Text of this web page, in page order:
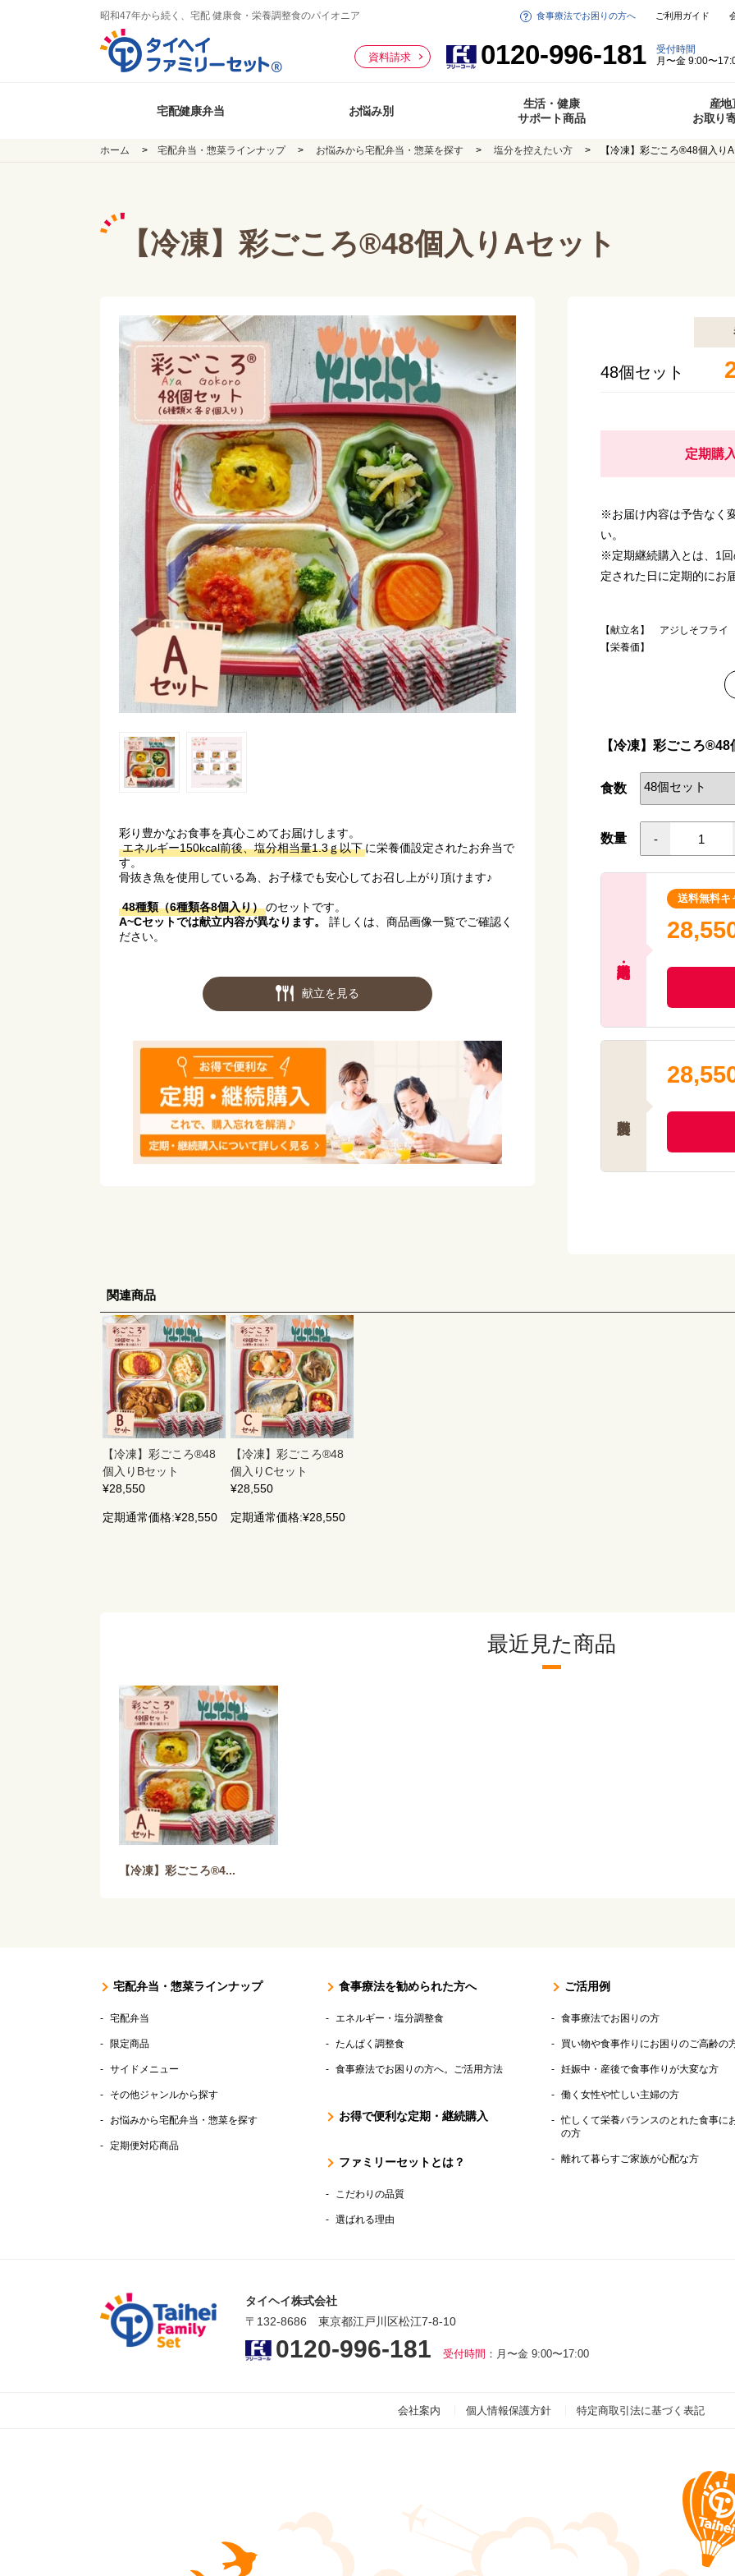
昭和47年から続く、宅配 健康食・栄養調整食のパイオニア
資料請求 0120-996-181
受付時間
月〜金 9:00〜
食事療法でお困りの方へ ご利用ガイド
宅配健康弁当 お悩み別
生活・健康
サポート商品
産地
お取り
ホーム 宅配弁当・惣菜ラインナップ お悩みから宅配弁当・惣菜を探す 塩分を控えたい方 【冷凍】彩ごころ®48個入りA
【冷凍】彩ごころ®48個入りAセット
彩り豊かなお食事を真心こめてお届けします。
エネルギー150kcal前後、塩分相当量1.3ｇ以下 に栄養価設定されたお弁当で
す。
骨抜き魚を使用している為、お子様でも安心してお召し上がり頂けます♪
48種類（6種類各8個入り） のセットです。
A~Cセットでは献立内容が異なります。
詳しくは、商品画像一覧でご確認く
ださい。
献立を見る
48個セット
定期購
※お届け内容は予告なく
い。
※定期継続購入とは、1
定された日に定期的にお
【献立名】 アジしそフライ
【栄養価】
【アレルゲン(28品目中)】
【献立名】 チキンのトマトソ
【栄養価】
エネルギー：180kcal
たんぱく質：7.4g
脂質 ：8.7g
炭水化物 ：18.0g
塩分相当量：1.2g
【アレルゲン(28品目中)】
【献立名】 豚と野菜のピリ
【栄養価】
エネルギー：173kcal
脂質 ：11.0g
炭水化物 ：11.9g
塩分相当量：1.2g
【栄養価】
エネルギー：176kcal
たんぱく質：10.8g
【冷凍】彩ごころ
食数
数量 -
送料無料キ
関連商品
【冷凍】彩ごころ®48
個入りBセット
¥28,550
定期通常価格:¥28,550
【冷凍】彩ごころ®48
個入りCセット
¥28,550
定期通常価格:¥28,550
最近見た商品
【冷凍】彩ごころ®4...
宅配弁当・惣菜ラインナップ
宅配弁当
限定商品
サイドメニュー
その他ジャンルから探す
お悩みから宅配弁当・惣菜を探す
定期便対応商品
食事療法を勧められた方へ
エネルギー・塩分調整食
たんぱく調整食
食事療法でお困りの方へ。ご活用方法
お得で便利な定期・継続購入
ファミリーセットとは？
こだわりの品質
選ばれる理由
ご活用例
食事療法でお困りの方
買い物や食事作りにお困りのご高齢の
妊娠中・産後で食事作りが大変な方
働く女性や忙しい主婦の方
忙しくて栄養バランスのとれた食事に
の方
離れて暮らすご家族が心配な方
タイヘイ株式会社
〒132-8686 東京都江戸川区松江7-8-10
0120-996-181 受付時間 ：月〜金 9:00〜17:00
会社案内 個人情報保護方針 特定商取引法に基づく表記